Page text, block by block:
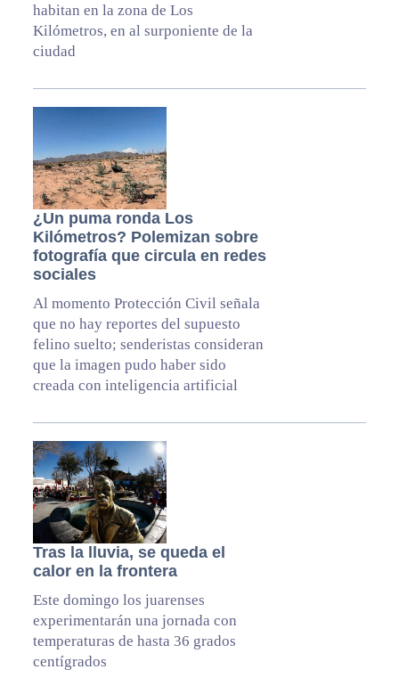
habitan en la zona de Los
Kilómetros, en al surponiente de la
ciudad
¿Un puma ronda Los
Kilómetros? Polemizan sobre
fotografía que circula en redes
sociales
Al momento Protección Civil señala
que no hay reportes del supuesto
felino suelto; senderistas consideran
que la imagen pudo haber sido
creada con inteligencia artificial
Tras la lluvia, se queda el
calor en la frontera
Este domingo los juarenses
experimentarán una jornada con
temperaturas de hasta 36 grados
centígrados